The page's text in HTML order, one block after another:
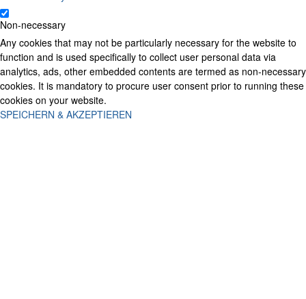
Non-necessary
Any cookies that may not be particularly necessary for the website to
function and is used specifically to collect user personal data via
analytics, ads, other embedded contents are termed as non-necessary
cookies. It is mandatory to procure user consent prior to running these
cookies on your website.
SPEICHERN & AKZEPTIEREN